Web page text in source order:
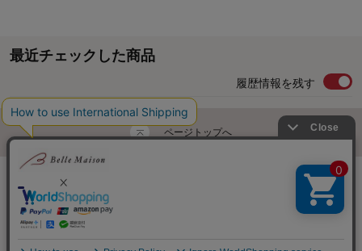
最近チェックした商品
履歴情報を残す
ページトップへ
ご利用ガイド・お知らせ
サイトマップ